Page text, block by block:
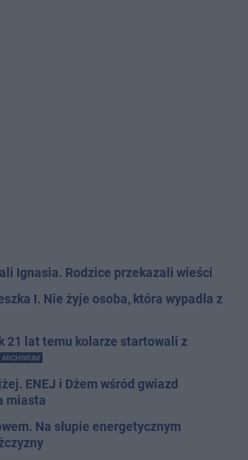
Ignasia. Rodzice przekazali wieści
I. Nie żyje osoba, która wypadła z
21 lat temu kolarze startowali z
ARCHIWUM
ENEJ i Dżem wśród gwiazd
miasta
Na słupie energetycznym